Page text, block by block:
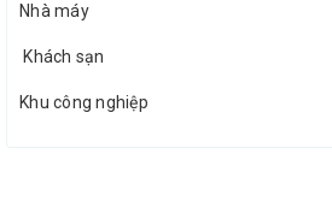
Nhà máy
Khách sạn
Khu công nghiệp